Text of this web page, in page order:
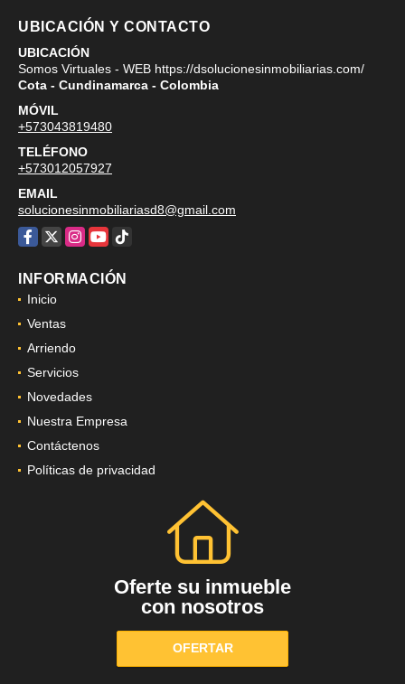
UBICACIÓN Y CONTACTO
UBICACIÓN
Somos Virtuales - WEB https://dsolucionesinmobiliarias.com/
Cota - Cundinamarca - Colombia
MÓVIL
+573043819480
TELÉFONO
+573012057927
EMAIL
solucionesinmobiliariasd8@gmail.com
Facebook
X Instagram
YouTube
TikTok
INFORMACIÓN
Inicio
Ventas
Arriendo
Servicios
Novedades
Nuestra Empresa
Contáctenos
Políticas de privacidad
Oferte su inmueble
con nosotros
OFERTAR